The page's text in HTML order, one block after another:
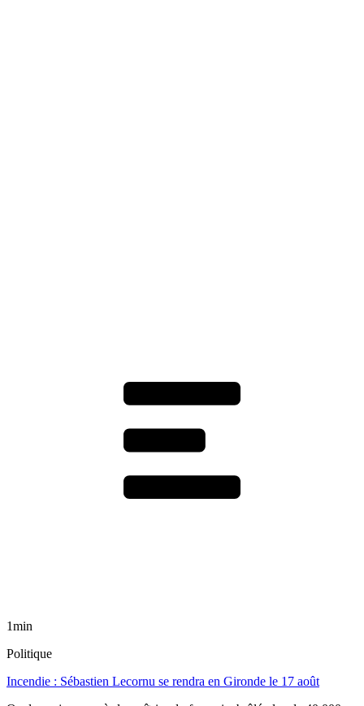
1min
Politique
Incendie : Sébastien Lecornu se rendra en Gironde le 17 août